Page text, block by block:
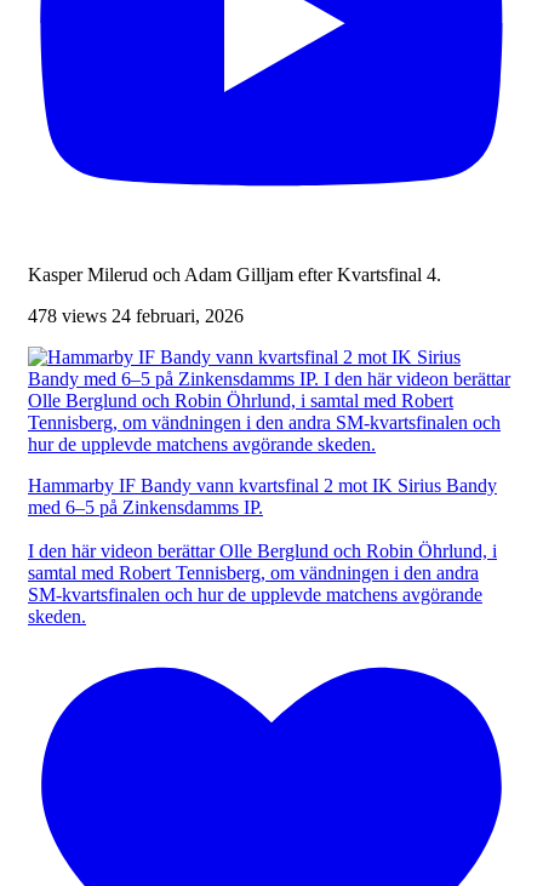
Kasper Milerud och Adam Gilljam efter Kvartsfinal 4.
478 views 24 februari, 2026
Hammarby IF Bandy vann kvartsfinal 2 mot IK Sirius Bandy
med 6–5 på Zinkensdamms IP.
I den här videon berättar Olle Berglund och Robin Öhrlund, i
samtal med Robert Tennisberg, om vändningen i den andra
SM-kvartsfinalen och hur de upplevde matchens avgörande
skeden.